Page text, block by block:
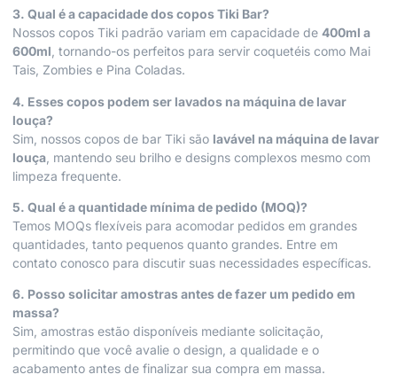
3. Qual é a capacidade dos copos Tiki Bar?
Nossos copos Tiki padrão variam em capacidade de 400ml a
600ml , tornando-os perfeitos para servir coquetéis como Mai
Tais, Zombies e Pina Coladas.
4. Esses copos podem ser lavados na máquina de lavar
louça?
Sim, nossos copos de bar Tiki são lavável na máquina de lavar
louça , mantendo seu brilho e designs complexos mesmo com
limpeza frequente.
5. Qual é a quantidade mínima de pedido (MOQ)?
Temos MOQs flexíveis para acomodar pedidos em grandes
quantidades, tanto pequenos quanto grandes. Entre em
contato conosco para discutir suas necessidades específicas.
6. Posso solicitar amostras antes de fazer um pedido em
massa?
Sim, amostras estão disponíveis mediante solicitação,
permitindo que você avalie o design, a qualidade e o
acabamento antes de finalizar sua compra em massa.